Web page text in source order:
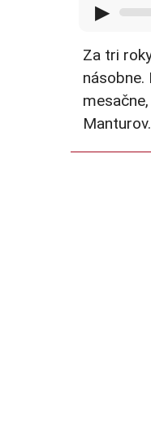
▶
Za tri
Manturov.